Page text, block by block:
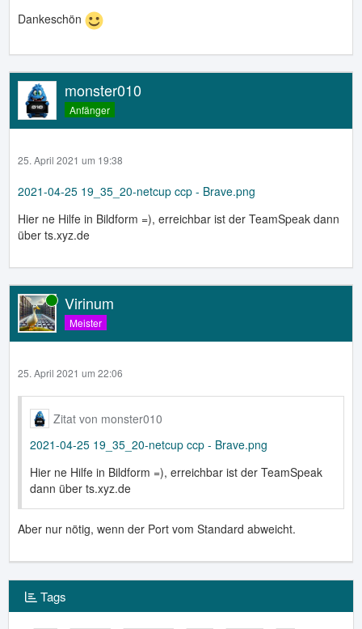
Dankeschön
monster010
Anfänger
25. April 2021 um 19:38
2021-04-25 19_35_20-netcup ccp - Brave.png
Hier ne Hilfe in Bildform =), erreichbar ist der TeamSpeak dann
über ts.xyz.de
Virinum
Online
Meister
25. April 2021 um 22:06
Zitat von monster010
2021-04-25 19_35_20-netcup ccp - Brave.png
Hier ne Hilfe in Bildform =), erreichbar ist der TeamSpeak
dann über ts.xyz.de
Aber nur nötig, wenn der Port vom Standard abweicht.
Tags